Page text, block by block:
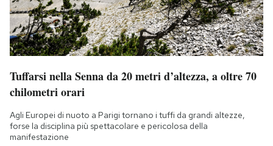
Tuffarsi nella Senna da 20 metri d’altezza, a oltre 70
chilometri orari
Agli Europei di nuoto a Parigi tornano i tuffi da grandi altezze,
forse la disciplina più spettacolare e pericolosa della
manifestazione